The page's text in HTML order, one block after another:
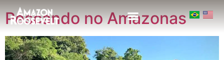
Pescando no Amazonas